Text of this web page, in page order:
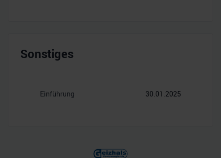
Sonstiges
Einführung 30.01.2025